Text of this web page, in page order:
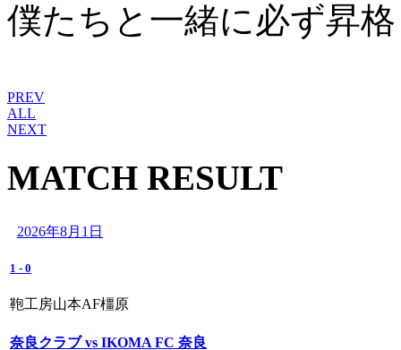
僕たちと一緒に必ず昇
PREV
ALL
NEXT
MATCH RESULT
2026年8月1日
1 - 0
鞄工房山本AF橿原
奈良クラブ vs IKOMA FC 奈良